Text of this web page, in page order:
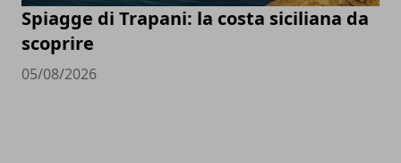
Spiagge di Trapani: la costa siciliana da
scoprire
05/08/2026